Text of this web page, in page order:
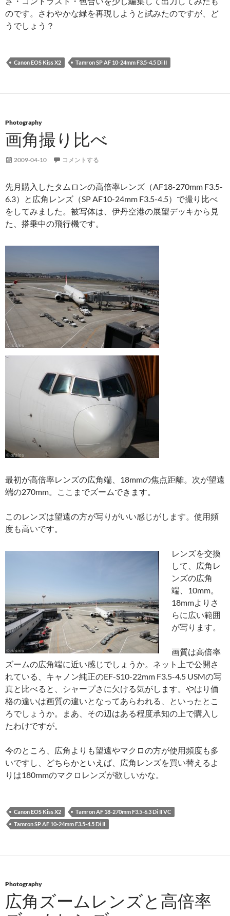
のです。さわやかな緑を再現しようと試みたのですが、ど
うでしょう？
Canon EOS Kiss X2 Tamron SP AF 10-24mm F3.5-4.5 Di II
Photography
画角撮り比べ
2009-04-10 コメントする
先月購入したタムロンの高倍率レンズ（AF18-270mm F3.5-
6.3）と広角レンズ（SP AF10-24mm F3.5-4.5）で撮り比べ
をしてみました。被写体は、伊丹空港の展望デッキから見
た、搭乗中の飛行機です。
最初が高倍率レンズの広角端、18mmの焦点距離。次が望遠
端の270mm。ここまでズームできます。
このレンズは望遠の方が写りがいい感じがします。使用頻
度も高いです。
レンズを交換
して、広角レ
ンズの広角
端、10mm。
18mmよりさ
らに広い範囲
が写ります。
画質は高倍率
ズームの広角端に近い感じでしょうか。ネット上で公開さ
れている、キャノン純正のEF-S10-22mm F3.5-4.5 USMの写
真と比べると、シャープさに欠ける気がします。やはり価
格の違いは画質の違いとなってあらわれる、といったとこ
ろでしょうか。まあ、その辺はある程度承知の上で購入し
たわけですが。
今のところ、広角よりも望遠やマクロの方が使用頻度も多
いですし、どちらかといえば、広角レンズを買い替えるよ
りは180mmのマクロレンズが欲しいかな。
Canon EOS Kiss X2
Tamron AF 18-270mm F3.5-6.3 Di II VC
Tamron SP AF 10-24mm F3.5-4.5 Di II
Photography
広角ズームレンズと高倍率